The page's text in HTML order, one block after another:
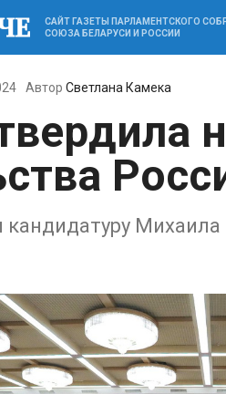
САЙТ ГАЗЕТЫ ПАРЛАМЕНТСКОГО
СОЮЗА БЕЛАРУСИ И РОССИИ
АвторСветлана Камека